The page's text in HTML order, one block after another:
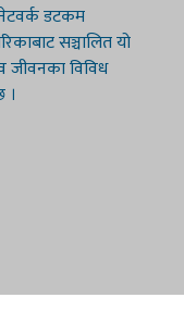
डटकम
सञ्चालित यो
जीवनका विविध
।